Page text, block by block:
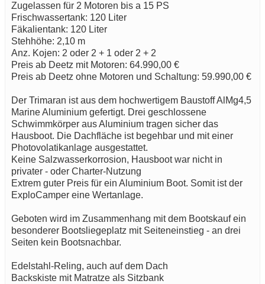
Zugelassen für 2 Motoren bis a 15 PS
Frischwassertank: 120 Liter
Fäkalientank: 120 Liter
Stehhöhe: 2,10 m
Anz. Kojen: 2 oder 2 + 1 oder 2 + 2
Preis ab Deetz mit Motoren: 64.990,00 €
Preis ab Deetz ohne Motoren und Schaltung: 59.990,00 €
Der Trimaran ist aus dem hochwertigem Baustoff AlMg4,5
Marine Aluminium gefertigt. Drei geschlossene
Schwimmkörper aus Aluminium tragen sicher das
Hausboot. Die Dachfläche ist begehbar und mit einer
Photovolatikanlage ausgestattet.
Keine Salzwasserkorrosion, Hausboot war nicht in
privater - oder Charter-Nutzung
Extrem guter Preis für ein Aluminium Boot. Somit ist der
ExploCamper eine Wertanlage.
Geboten wird im Zusammenhang mit dem Bootskauf ein
besonderer Bootsliegeplatz mit Seiteneinstieg - an drei
Seiten kein Bootsnachbar.
Edelstahl-Reling, auch auf dem Dach
Backskiste mit Matratze als Sitzbank